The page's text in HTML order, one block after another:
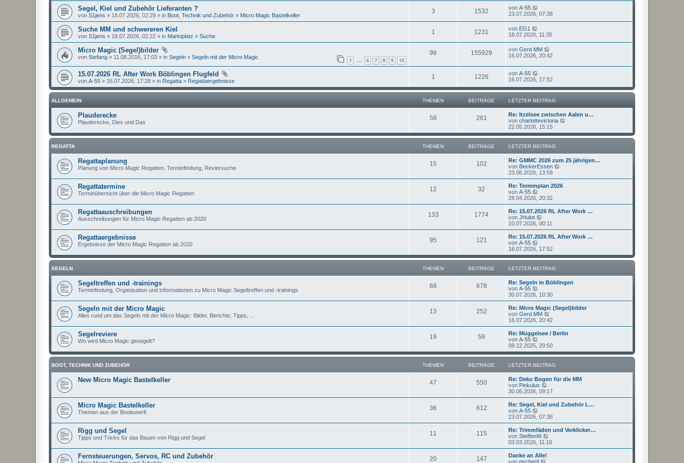
Segel, Kiel und Zubehör Lieferanten ?
von S1jens » 18.07.2026, 02:29 » in Boot, Technik und Zubehör » Micro Magic Bastelkeller
3 1532 von A-55
23.07.2026, 07:38
Suche MM und schwereren Kiel
von S1jens » 18.07.2026, 02:22 » in Marktplatz » Suche
1 1231 von EG1
18.07.2026, 11:35
Micro Magic (Segel)bilder
1 … 6 7 8 9 10
von Stefang » 11.08.2016, 17:03 » in Segeln » Segeln mit der Micro Magic
98 155929 von Gerd MM
16.07.2026, 20:42
15.07.2026 RL After Work Böblingen Flugfeld
von A-55 » 16.07.2026, 17:28 » in Regatta » Regattaergebnisse
1 1226 von A-55
16.07.2026, 17:52
ALLGEMEIN THEMEN BEITRÄGE LETZTER BEITRAG
Plauderecke
Plauderecke, Dies und Das
58 261
Re: Itzelsee zwischen Aalen u…
von charlottevictoria
u
e
r
i
g
22.05.2026, 15:15
REGATTA THEMEN BEITRÄGE LETZTER BEITRAG
Regattaplanung
Planung von Micro Magic Regatten, Terminfindung, Reviersuche
15 102
Re: GMMC 2026 zum 25 jährigen…
von BeckerEssen
u
e
r
B
r
23.06.2026, 13:59
Regattatermine
Terminübersicht über die Micro Magic Regatten
12 32
Re: Terminplan 2026
von A-55
e
u
e
s
t
r
B
e
t
a
g
28.04.2026, 20:32
Regattaauschreibungen
Ausschreibungen für Micro Magic Regatten ab 2020
133 1774
Re: 15.07.2026 RL After Work …
von JHulot
e
u
e
t
r
B
e
i
t
a
g
10.07.2026, 00:11
Regattaergebnisse
Ergebnisse der Micro Magic Regatten ab 2020
95 121
Re: 15.07.2026 RL After Work …
von A-55
e
u
e
s
r
e
i
t
r
a
g
16.07.2026, 17:52
SEGELN THEMEN BEITRÄGE LETZTER BEITRAG
Segeltreffen und -trainings
Terminfindung, Organisation und Informationen zu Micro Magic Segeltreffen und -trainings
68 678
Re: Segeln in Böblingen
von A-55
e
u
e
s
t
r
B
e
i
t
a
g
30.07.2026, 10:30
Segeln mit der Micro Magic
Alles rund um das Segeln mit der Micro Magic: Bilder, Berichte, Tipps, ...
13 252
Re: Micro Magic (Segel)bilder
von Gerd MM
e
u
e
t
r
B
e
i
t
a
g
16.07.2026, 20:42
Segelreviere
Wo wird Micro Magic gesegelt?
19 59
Re: Müggelsee / Berlin
von A-55
e
u
e
s
r
B
e
i
t
a
g
09.12.2025, 20:50
BOOT, TECHNIK UND ZUBEHÖR THEMEN BEITRÄGE LETZTER BEITRAG
New Micro Magic Bastelkeller 47 550
Re: Deko Bogen für die MM
von Pinkulus
e
u
e
t
B
e
i
30.06.2026, 09:17
Micro Magic Bastelkeller
Themen aus der Bootswerft
36 612
Re: Segel, Kiel und Zubehör L…
von A-55
e
u
e
s
t
r
B
23.07.2026, 07:38
Rigg und Segel
Tipps und Tricks für das Bauen von Rigg und Segel
11 115
Re: Trimmfäden und Verklicker…
von SteffenW
e
u
03.03.2026, 11:16
Fernsteuerungen, Servos, RC und Zubehör 20 147
Danke an Alle!
von pschertl